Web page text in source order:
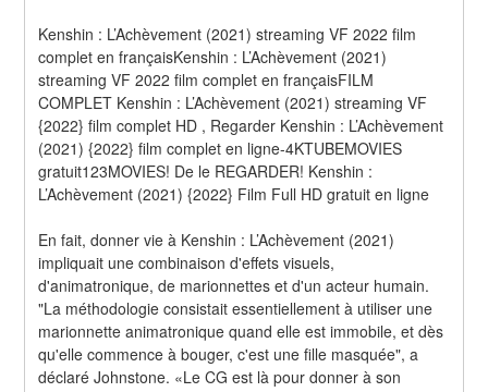
Kenshin : L’Achèvement (2021) streaming VF 2022 film
complet en françaisKenshin : L’Achèvement (2021)
streaming VF 2022 film complet en françaisFILM
COMPLET Kenshin : L’Achèvement (2021) streaming VF
{2022} film complet HD , Regarder Kenshin : L’Achèvement
(2021) {2022} film complet en ligne-4KTUBEMOVIES
gratuit123MOVIES! De le REGARDER! Kenshin :
L’Achèvement (2021) {2022} Film Full HD gratuit en ligne
En fait, donner vie à Kenshin : L’Achèvement (2021)
impliquait une combinaison d'effets visuels,
d'animatronique, de marionnettes et d'un acteur humain.
"La méthodologie consistait essentiellement à utiliser une
marionnette animatronique quand elle est immobile, et dès
qu'elle commence à bouger, c'est une fille masquée", a
déclaré Johnstone. «Le CG est là pour donner à son